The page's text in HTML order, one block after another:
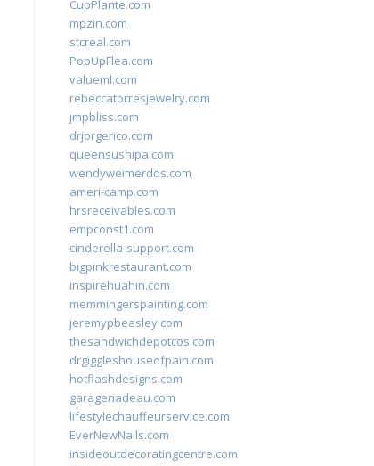
CupPlante.com
mpzin.com
stcreal.com
PopUpFlea.com
valueml.com
rebeccatorresjewelry.com
jmpbliss.com
drjorgerico.com
queensushipa.com
wendyweimerdds.com
ameri-camp.com
hrsreceivables.com
empconst1.com
cinderella-support.com
bigpinkrestaurant.com
inspirehuahin.com
memmingerspainting.com
jeremypbeasley.com
thesandwichdepotcos.com
drgiggleshouseofpain.com
hotflashdesigns.com
garagenadeau.com
lifestylechauffeurservice.com
EverNewNails.com
insideoutdecoratingcentre.com